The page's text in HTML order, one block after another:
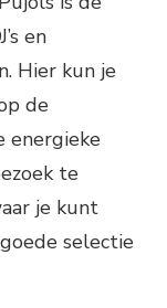
en
Hier kun je
de
energieke
te
je kunt
selectie